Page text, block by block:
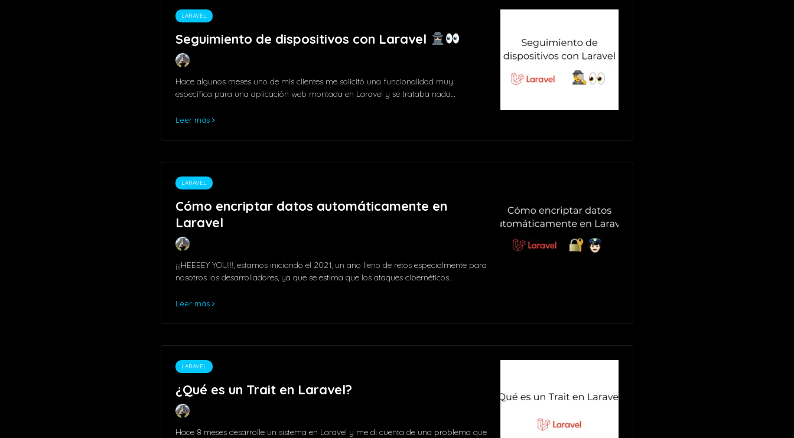
LARAVEL
Seguimiento de dispositivos con Laravel
Hace algunos meses uno de mis clientes me solicitó una funcionalidad muy
específica para una aplicación web montada en Laravel y se trataba nada…
Leer más
LARAVEL
Cómo encriptar datos automáticamente en
Laravel
¡¡¡HEEEEY YOU!!!, estamos iniciando el 2021, un año lleno de retos especialmente para
nosotros los desarrolladores, ya que se estima que los ataques cibernéticos…
Leer más
LARAVEL
¿Qué es un Trait en Laravel?
Hace 8 meses desarrolle un sistema en Laravel y me di cuenta de una problema que